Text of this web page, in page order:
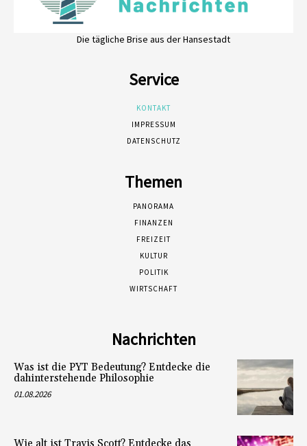
Die tägliche Brise aus der Hansestadt
Service
KONTAKT
IMPRESSUM
DATENSCHUTZ
Themen
PANORAMA
FINANZEN
FREIZEIT
KULTUR
POLITIK
WIRTSCHAFT
Nachrichten
Was ist die PYT Bedeutung? Entdecke die
dahinterstehende Philosophie
01.08.2026